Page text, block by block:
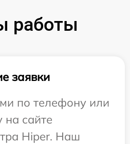
работы
заявки
по телефону или
на сайте
Hiper. Наш